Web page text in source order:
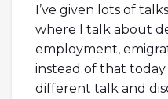
I’ve given lots of
where I talk about
employment,
instead of that
different talk and